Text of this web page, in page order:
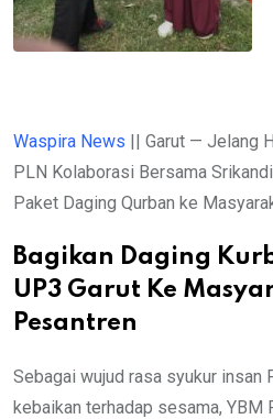
Waspira News || Garut — Jelang
PLN Kolaborasi Bersama
Paket Daging Qurban ke
Bagikan Daging
UP3 Garut Ke
Pesantren
Sebagai wujud rasa syukur insan
kebaikan terhadap sesama, YBM